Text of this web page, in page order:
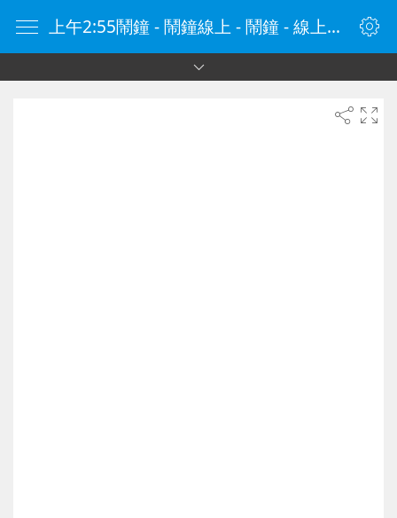
上午2:55鬧鐘 - 鬧鐘線上 - 鬧鐘 - 線上鬧鐘 - 在線鬧鐘 - 鬧鐘在線 - naozhong.tw